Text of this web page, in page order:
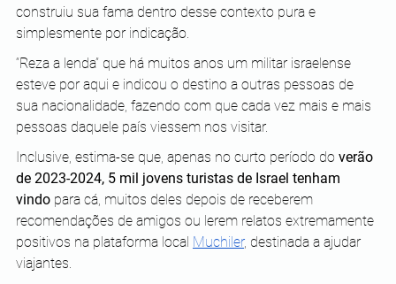
construiu sua fama dentro desse contexto pura e
simplesmente por indicação.
“Reza a lenda” que há muitos anos um militar israelense
esteve por aqui e indicou o destino a outras pessoas de
sua nacionalidade, fazendo com que cada vez mais e mais
pessoas daquele país viessem nos visitar.
Inclusive, estima-se que, apenas no curto período do verão
de 2023-2024, 5 mil jovens turistas de Israel tenham
vindo para cá, muitos deles depois de receberem
recomendações de amigos ou lerem relatos extremamente
positivos na plataforma local Muchiler, destinada a ajudar
viajantes.